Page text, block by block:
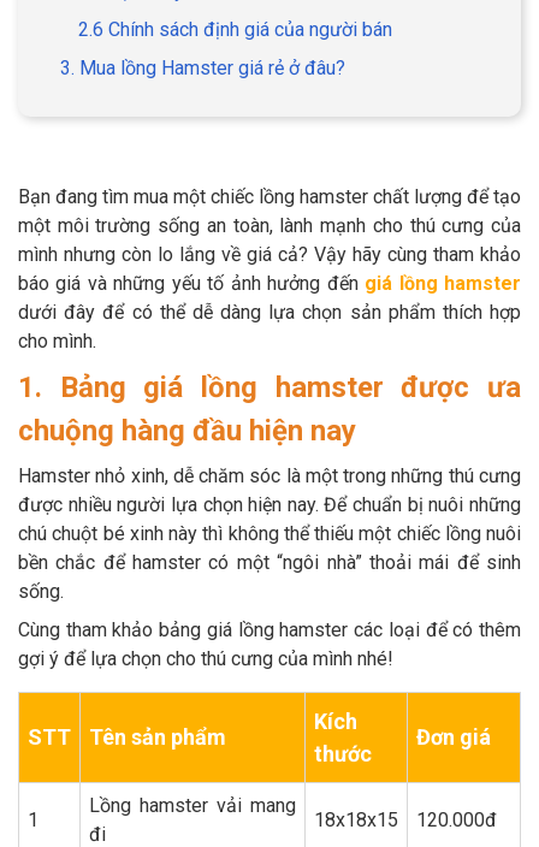
Dịch vụ mua bán chó
mèo
Dịch vụ phối giống chó
mèo
TIN TỨC
Thông tin về khách sạn,
Thông tin về mèo
CHÍNH SÁCH
Chính sách mua hàng Chính sách vận chuyển
Chính sách bảo hành
Chính sách đổi trả
LIÊN HỆ
TỔNG ĐÀI TƯ VẤN
0929894774
2.6 Chính sách định giá của người bán
3. Mua lồng Hamster giá rẻ ở đâu?
Bạn đang tìm mua một chiếc lồng hamster chất lượng để tạo
một môi trường sống an toàn, lành mạnh cho thú cưng của
mình nhưng còn lo lắng về giá cả? Vậy hãy cùng tham khảo
báo giá và những yếu tố ảnh hưởng đến giá lồng hamster
dưới đây để có thể dễ dàng lựa chọn sản phẩm thích hợp
cho mình.
1. Bảng giá lồng hamster được ưa
chuộng hàng đầu hiện nay
Hamster nhỏ xinh, dễ chăm sóc là một trong những thú cưng
được nhiều người lựa chọn hiện nay. Để chuẩn bị nuôi những
chú chuột bé xinh này thì không thể thiếu một chiếc lồng nuôi
bền chắc để hamster có một “ngôi nhà” thoải mái để sinh
sống.
Cùng tham khảo bảng giá lồng hamster các loại để có thêm
gợi ý để lựa chọn cho thú cưng của mình nhé!
STT Tên sản phẩm
Kích
thước
Đơn giá
1
Lồng hamster vải mang
đi
18x18x15 120.000đ